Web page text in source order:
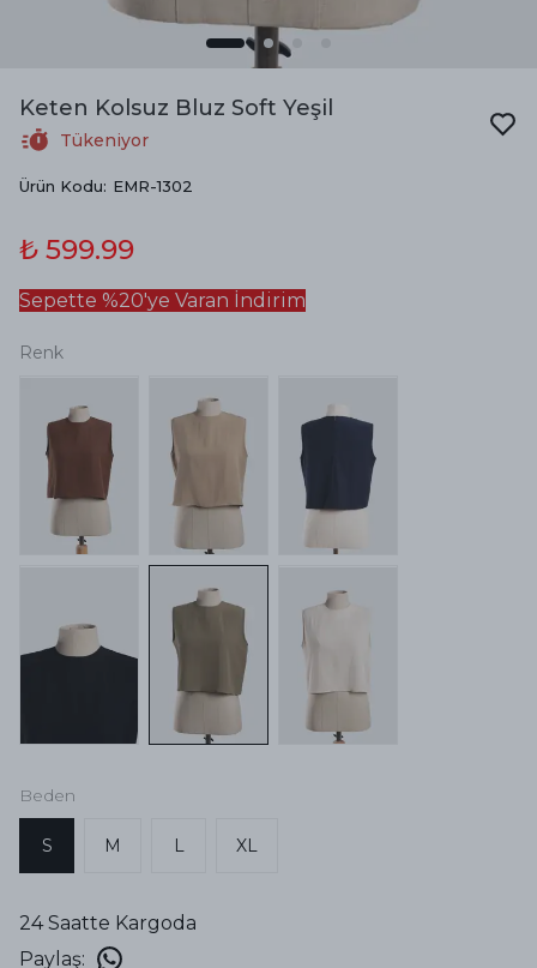
Keten Kolsuz Bluz Soft Yeşil
Tükeniyor
Ürün Kodu: EMR-1302
₺ 599.99
Sepette %20'ye Varan İndirim
Renk
Beden
S M L XL
24 Saatte Kargoda
Paylaş: